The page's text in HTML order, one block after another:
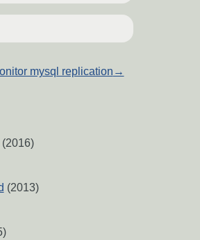
mysql replication →
(2016)
(2013)